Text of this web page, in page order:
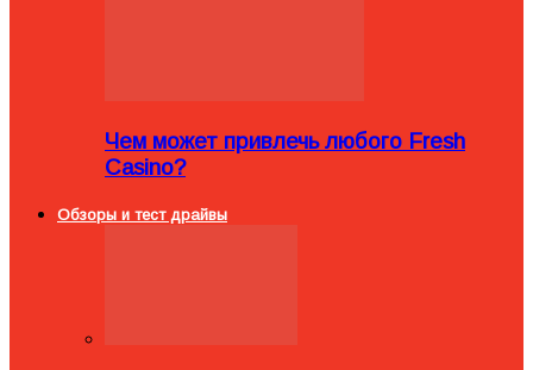
Чем может привлечь любого Fresh
Casino?
Обзоры и тест драйвы